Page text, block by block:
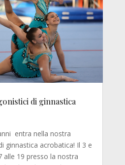
di ginnastica
entra nella nostra
ginnastica acrobatica! Il 3 e
alle 19 presso la nostra